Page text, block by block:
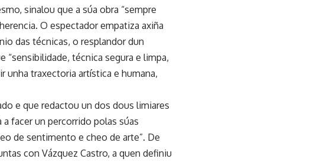
sinalou que a súa obra “sempre
O espectador empatiza axiña
das técnicas, o resplandor dun
“sensibilidade, técnica segura e limpa,
unha traxectoria artística e humana,
e que redactou un dos dous limiares
facer un percorrido polas súas
de sentimento e cheo de arte”. De
con Vázquez Castro, a quen definiu